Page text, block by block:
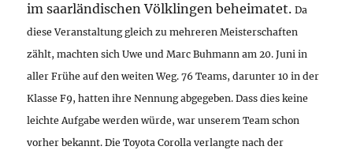
im saarländischen Völklingen beheimatet.Da
diese Veranstaltung gleich zu mehreren Meisterschaften
zählt, machten sich Uwe und Marc Buhmann am 20. Juni in
aller Frühe auf den weiten Weg. 76 Teams, darunter 10 in der
Klasse F9, hatten ihre Nennung abgegeben.Dass dies keine
leichte Aufgabe werden würde, war unserem Team schon
vorher bekannt.Die Toyota Corolla verlangte nach der